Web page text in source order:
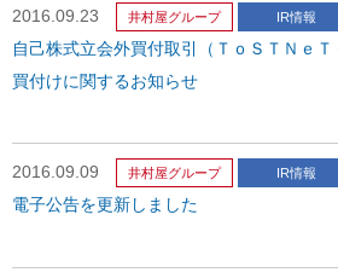
2016.09.23 井村屋グループ IR情報
自己株式立会外買付取引（ＴｏＳＴＮｅ
買付けに関するお知らせ
2016.09.09 井村屋グループ IR情報
電子公告を更新しました